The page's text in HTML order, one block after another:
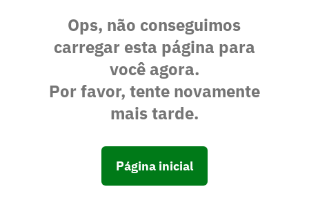
Ops, não conseguimos
carregar esta página para
você agora.
Por favor, tente novamente
mais tarde.
Página inicial